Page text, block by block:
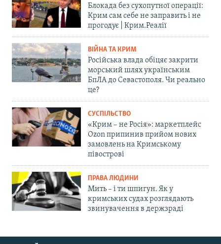
Блокада без сухопутної операції:
Крим сам себе не заправить і не
прогодує | Крим.Реалії
ВІЙНА ТА КРИМ
Російська влада обіцяє закрити
морський шлях українським
БпЛА до Севастополя. Чи реально
це?
СУСПІЛЬСТВО
«Крим – не Росія»: маркетплейс
Ozon припинив прийом нових
замовлень на Кримському
півострові
ПРАВА ЛЮДИНИ
Мить – і ти шпигун. Як у
кримських судах розглядають
звинувачення в держзраді